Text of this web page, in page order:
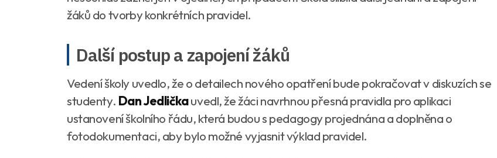
žáků do tvorby konkrétních pravidel.
Další postup a zapojení žáků
Vedení školy uvedlo, že o detailech nového opatření bude pokračovat v diskuzích se
studenty. Dan Jedličkauvedl, že žáci navrhnou přesná pravidla pro aplikaci
ustanovení školního řádu, která budou s pedagogy projednána a doplněna o
fotodokumentaci, aby bylo možné vyjasnit výklad pravidel.